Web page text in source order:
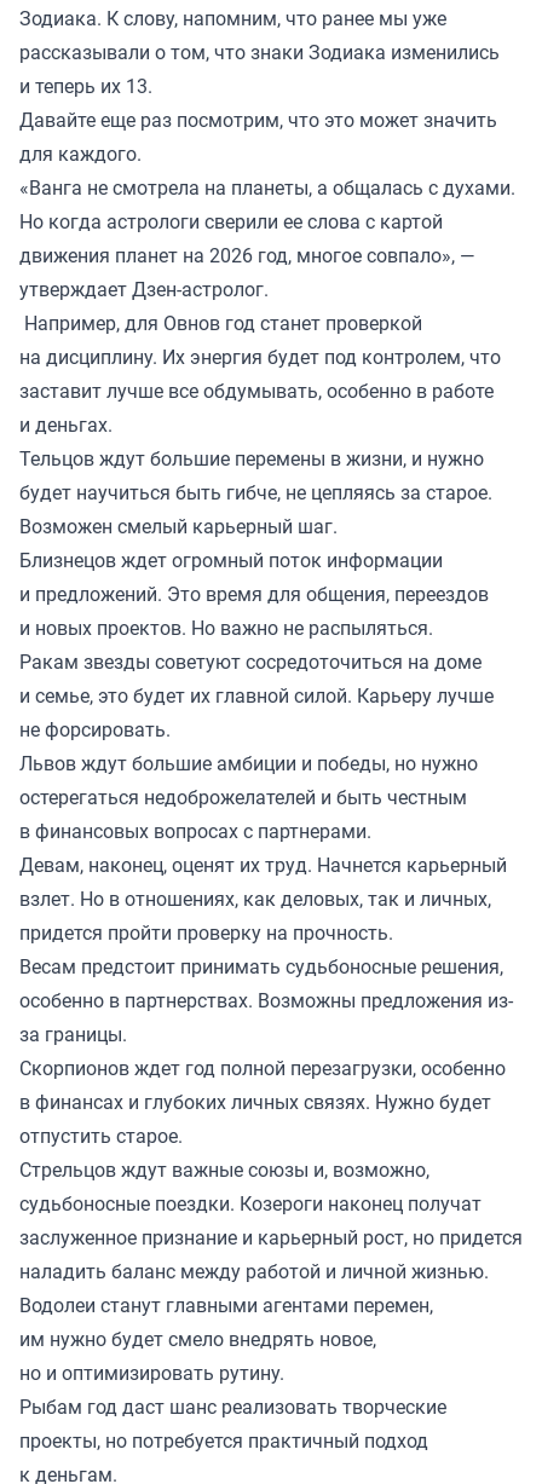
Зодиака. К слову, напомним, что ранее мы уже
рассказывали о том, что знаки Зодиака изменились
и теперь их 13.
Давайте еще раз посмотрим, что это может значить
для каждого.
«Ванга не смотрела на планеты, а общалась с духами.
Но когда астрологи сверили ее слова с картой
движения планет на 2026 год, многое совпало», —
утверждает Дзен-астролог.
Например, для Овнов год станет проверкой
на дисциплину. Их энергия будет под контролем, что
заставит лучше все обдумывать, особенно в работе
и деньгах.
Тельцов ждут большие перемены в жизни, и нужно
будет научиться быть гибче, не цепляясь за старое.
Возможен смелый карьерный шаг.
Близнецов ждет огромный поток информации
и предложений. Это время для общения, переездов
и новых проектов. Но важно не распыляться.
Ракам звезды советуют сосредоточиться на доме
и семье, это будет их главной силой. Карьеру лучше
не форсировать.
Львов ждут большие амбиции и победы, но нужно
остерегаться недоброжелателей и быть честным
в финансовых вопросах с партнерами.
Девам, наконец, оценят их труд. Начнется карьерный
взлет. Но в отношениях, как деловых, так и личных,
придется пройти проверку на прочность.
Весам предстоит принимать судьбоносные решения,
особенно в партнерствах. Возможны предложения из-
за границы.
Скорпионов ждет год полной перезагрузки, особенно
в финансах и глубоких личных связях. Нужно будет
отпустить старое.
Стрельцов ждут важные союзы и, возможно,
судьбоносные поездки. Козероги наконец получат
заслуженное признание и карьерный рост, но придется
наладить баланс между работой и личной жизнью.
Водолеи станут главными агентами перемен,
им нужно будет смело внедрять новое,
но и оптимизировать рутину.
Рыбам год даст шанс реализовать творческие
проекты, но потребуется практичный подход
к деньгам.